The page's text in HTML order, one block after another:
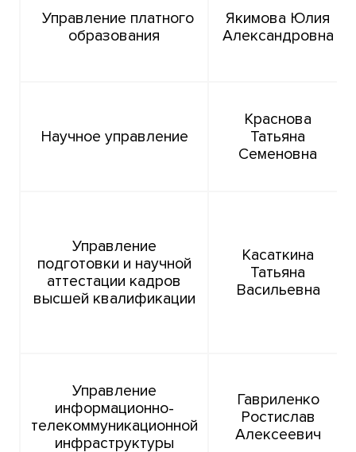
Управление платного
образования
Якимова Юлия
Александровна
Научное управление
Краснова
Татьяна
Семеновна
Управление
подготовки и научной
аттестации кадров
высшей квалификации
Касаткина
Татьяна
Васильевна
Управление
информационно-
телекоммуникационной
инфраструктуры
Гавриленко
Ростислав
Алексеевич